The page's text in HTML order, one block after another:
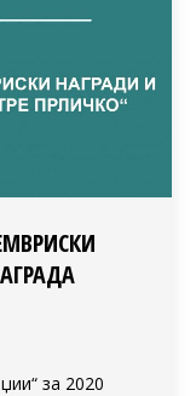
за 2020